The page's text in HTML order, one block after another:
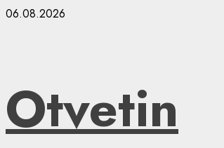
Skip
06.08.2026
Otvetin